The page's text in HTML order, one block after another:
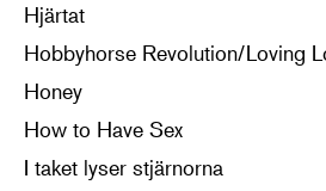
Hjärtat
Hobbyhorse Revolution/Loving
Honey
How to Have Sex
I taket lyser stjärnorna